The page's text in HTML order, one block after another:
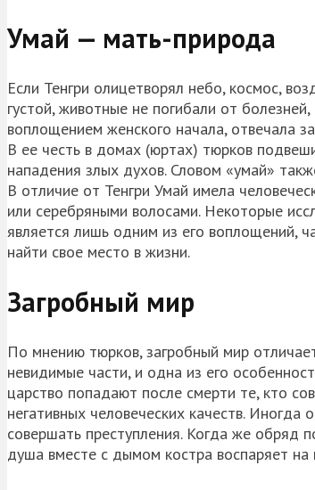
Умай — мать-природа
Если Тенгри олицетворял небо, космос,
густой, животные не погибали от
воплощением женского начала, отвечала
В ее честь в домах (юртах) тюрков
нападения злых духов. Словом «умай»
В отличие от Тенгри Умай имела
или серебряными волосами. Некоторые
является лишь одним из его воплощений,
найти свое место в жизни.
Загробный мир
По мнению тюрков, загробный мир
невидимые части, и одна из его
царство попадают после смерти те, кто
негативных человеческих качеств.
совершать преступления. Когда же обряд
душа вместе с дымом костра воспаряет на